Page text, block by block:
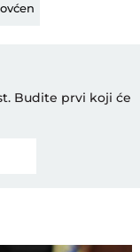
Budite prvi koji će